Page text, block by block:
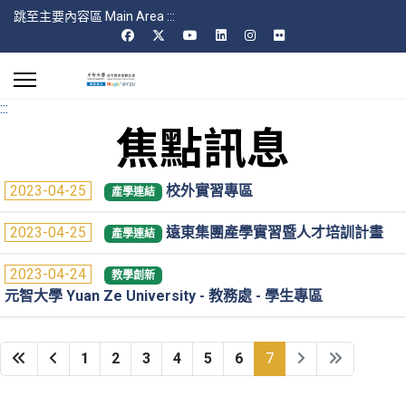
跳至主要內容區 Main Area :::
:::
焦點訊息
2023-04-25 產學連結 校外實習專區
2023-04-25 產學連結 遠東集團產學實習暨人才培訓計畫
2023-04-24 教學創新
元智大學 Yuan Ze University - 教務處 - 學生專區
1 2 3 4 5 6 7